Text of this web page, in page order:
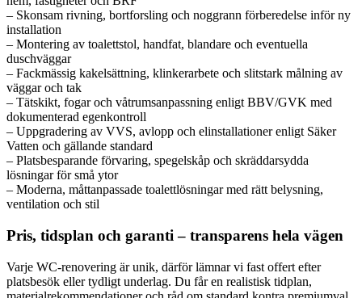
– Skonsam rivning, bortforsling och noggrann förberedelse inför ny
installation
– Montering av toalettstol, handfat, blandare och eventuella
duschväggar
– Fackmässig kakelsättning, klinkerarbete och slitstark målning av
väggar och tak
– Tätskikt, fogar och våtrumsanpassning enligt BBV/GVK med
dokumenterad egenkontroll
– Uppgradering av VVS, avlopp och elinstallationer enligt Säker
Vatten och gällande standard
– Platsbesparande förvaring, spegelskåp och skräddarsydda
lösningar för små ytor
– Moderna, måttanpassade toalettlösningar med rätt belysning,
ventilation och stil
Pris, tidsplan och garanti – transparens hela vägen
Varje WC‑renovering är unik, därför lämnar vi fast offert efter
platsbesök eller tydligt underlag. Du får en realistisk tidplan,